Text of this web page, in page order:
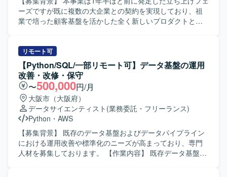
ーズですが既に複数の大企業との契約を実現しており、祖
業で培った顧客基盤を活かした全く新しいプロダクトとし
フェーズを迎えているため、技術的知見をベースに開発プ
ロセス全体を俯瞰しプロジェクトを牽引できる人材を求め
ております。 【作業内容】 企業が保有する文章データをAI
で構造化し、独自のナレッジベースとして活用できるプロ
ダクトの開発に参画いただきます。定性データを感情や要
望を含めた分析可能な形に変換し、業界・企業特有の文脈
を理解した分析が可能となるような仕組みを構築していた
だきます。蓄積されたデータをもとにAIがディスカッショ
ンパートナーとして機能し、製品開発やマーケティング戦
略の意思決定を支援する機能の高度化にも関わっていただ
きます。顧客のデータ活用を支援するため、データ基盤の
リモート可
【Python/SQL/一部リモート可】データ基盤の運用
改善・改修・保守
〜500,000円/月
大阪市（大阪府）
データサイエンティスト (業務委託・フリーランス)
Python ・ AWS
【募集背景】 既存のデータ基盤およびデータパイプライン
における運用改善や標準化のニーズが高まっており、専門
人材を募集しております。 【作業内容】 既存データ基盤・